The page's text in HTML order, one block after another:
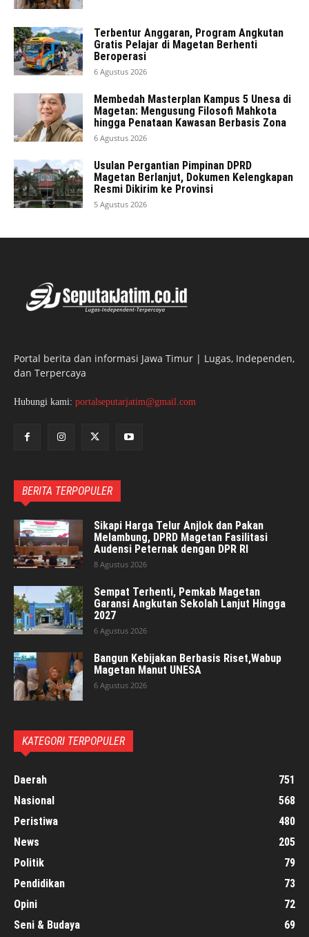
Terbentur Anggaran, Program Angkutan
Gratis Pelajar di Magetan Berhenti
Beroperasi
6 Agustus 2026
Membedah Masterplan Kampus 5 Unesa di
Magetan: Mengusung Filosofi Mahkota
hingga Penataan Kawasan Berbasis Zona
6 Agustus 2026
Usulan Pergantian Pimpinan DPRD
Magetan Berlanjut, Dokumen Kelengkapan
Resmi Dikirim ke Provinsi
5 Agustus 2026
Portal berita dan informasi Jawa Timur | Lugas, Independen,
dan Terpercaya
Hubungi kami: portalseputarjatim@gmail.com
BERITA TERPOPULER
Sikapi Harga Telur Anjlok dan Pakan
Melambung, DPRD Magetan Fasilitasi
Audensi Peternak dengan DPR RI
8 Agustus 2026
Sempat Terhenti, Pemkab Magetan
Garansi Angkutan Sekolah Lanjut Hingga
2027
6 Agustus 2026
Bangun Kebijakan Berbasis Riset,Wabup
Magetan Manut UNESA
6 Agustus 2026
KATEGORI TERPOPULER
Daerah
751
Nasional
568
Peristiwa
480
News
205
Politik
79
Pendidikan
73
Opini
72
Seni & Budaya
69